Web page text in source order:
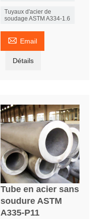
Tuyaux d'acier de
soudage ASTM A334-1.6
 Email
Détails
Tube en acier sans
soudure ASTM
A335-P11